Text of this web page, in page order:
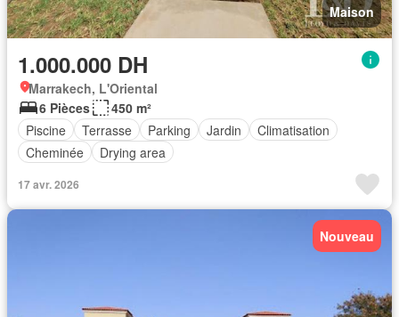
Maison
1.000.000 DH
Marrakech, L'Oriental
6 Pièces
450 m²
Piscine
Terrasse Parking Jardin
Climatisation
Cheminée
Drying area
17 avr. 2026
Nouveau